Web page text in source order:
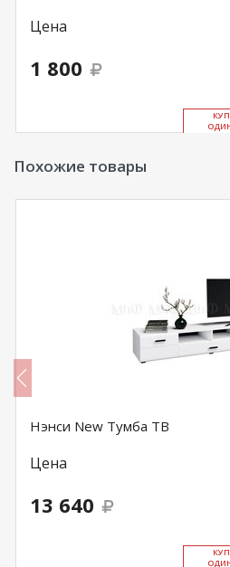
Цена
1 800
Похожие товары
Нэнси New Тумба ТВ
Цена
13 640